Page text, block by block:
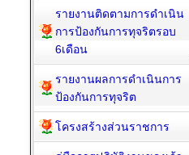
รายงานติดตามการดำเนิน
การป้องกันการทุจริตรอบ
6เดือน
รายงานผลการดำเนินการ
ป้องกันการทุจริต
โครงสร้างส่วนราชการ